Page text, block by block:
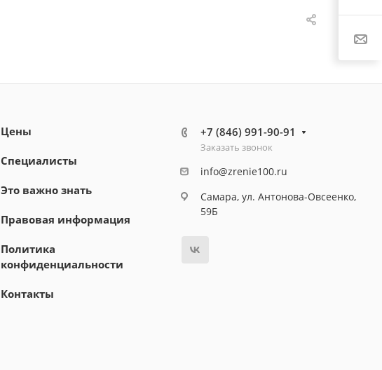
Цены
Специалисты
Это важно знать
Правовая информация
Политика
конфиденциальности
Контакты
+7 (846) 991-90-91
Заказать звонок
info@zrenie100.ru
Самара, ул. Антонова-Овсеенко,
59Б